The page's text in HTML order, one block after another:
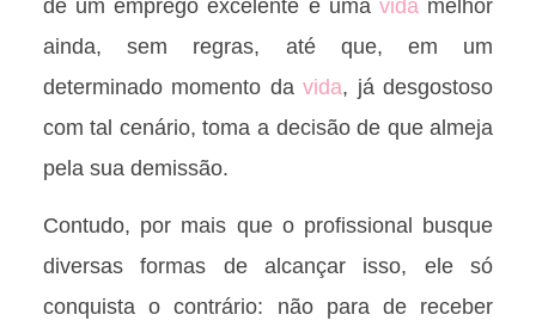
de um emprego excelente e uma vida melhor
ainda, sem regras, até que, em um
determinado momento davida, já desgostoso
com tal cenário, toma a decisão de que almeja
pela sua demissão.
Contudo, por mais que o profissional busque
diversas formas de alcançar isso, ele só
conquista o contrário: não para de receber